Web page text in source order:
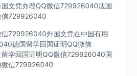
文凭办理QQ微信729926040法国
信729926040
信729926040外国文凭在中国有用
德国留学回国证明QQ微信
学回国证明QQ微信729926040国
微信729926040